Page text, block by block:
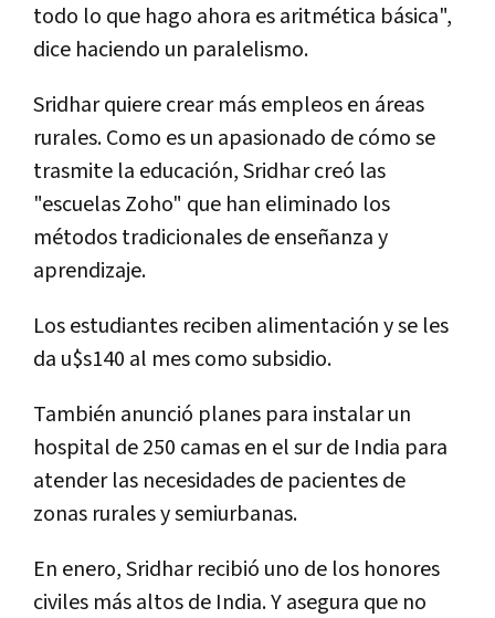
todo lo que hago ahora es aritmética básica",
dice haciendo un paralelismo.
Sridhar quiere crear más empleos en áreas
rurales. Como es un apasionado de cómo se
trasmite la educación, Sridhar creó las
"escuelas Zoho" que han eliminado los
métodos tradicionales de enseñanza y
aprendizaje.
Los estudiantes reciben alimentación y se les
da u$s140 al mes como subsidio.
También anunció planes para instalar un
hospital de 250 camas en el sur de India para
atender las necesidades de pacientes de
zonas rurales y semiurbanas.
En enero, Sridhar recibió uno de los honores
civiles más altos de India. Y asegura que no